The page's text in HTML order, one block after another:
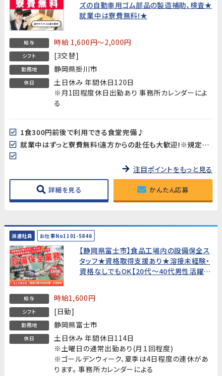
ズの自動車用ゴム部品の製造補助、検査★
就業中は寮費無料!★
給与 時給 1,600円～2,000円
シフト [3交替]
勤務地 静岡県掛川市
休日
土日休み 年間休日120日
※月1回程度休日出勤あり 事務所カレンダーによ
る
1食300円前後で利用できる食堂完備♪
就業中はずっと寮費無料!遠方からの赴任も大歓迎!※規定あり
注目ポイントをもっと見る
詳細を見る かんたん応募
派遣社員 お仕事No1101-5846
【静岡県富士市】食品工場内の設備保全ス
タッフ★資格取得支援あり★溶接未経験・
資格なしでもOK【20代～40代男性活躍
給与 時給1,600円
シフト [日勤]
勤務地 静岡県富士市
休日
土日休み 年間休日114日
※土曜日の通常出勤あり(月１回程度)
※ゴールデンウィーク、夏季は4日程度の連休があ
ります。 事務所カレンダーによる